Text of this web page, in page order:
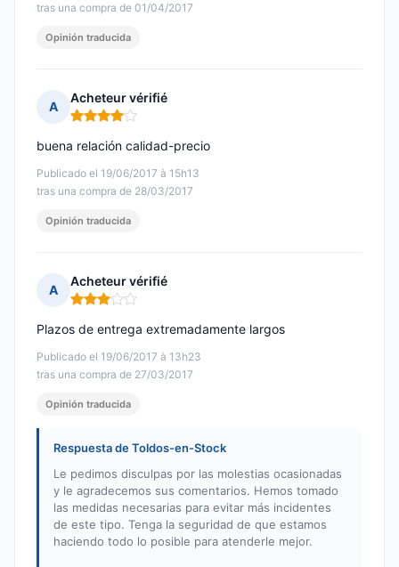
tras una compra de 01/04/2017
Opinión traducida
A
Acheteur vérifié
Nota: 4 de 5
Publicado el 19/06/2017 à 15h13
tras una compra de 28/03/2017
buena relación calidad-precio
Opinión traducida
A
Acheteur vérifié
Nota: 3 de 5
Publicado el 19/06/2017 à 13h23
tras una compra de 27/03/2017
Plazos de entrega extremadamente largos
Opinión traducida
Respuesta de Toldos-en-Stock
Le pedimos disculpas por las molestias ocasionadas
y le agradecemos sus comentarios. Hemos tomado
las medidas necesarias para evitar más incidentes
de este tipo. Tenga la seguridad de que estamos
haciendo todo lo posible para atenderle mejor.